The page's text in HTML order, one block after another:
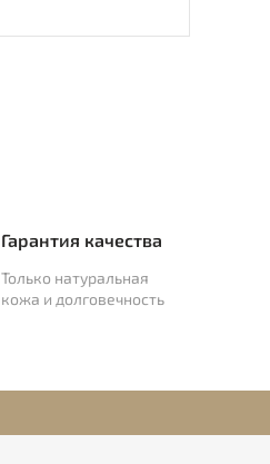
Гарантия качества
Только натуральная
кожа и долговечность